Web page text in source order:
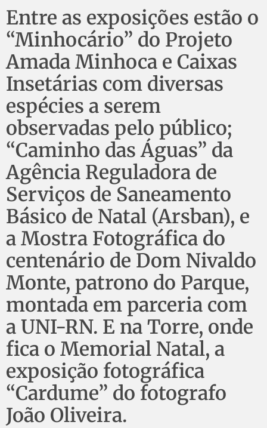
Entre as exposições estão o
“Minhocário” do Projeto
Amada Minhoca e Caixas
Insetárias com diversas
espécies a serem
observadas pelo público;
“Caminho das Águas” da
Agência Reguladora de
Serviços de Saneamento
Básico de Natal (Arsban), e
a Mostra Fotográfica do
centenário de Dom Nivaldo
Monte, patrono do Parque,
montada em parceria com
a UNI-RN. E na Torre, onde
fica o Memorial Natal, a
exposição fotográfica
“Cardume” do fotografo
João Oliveira.